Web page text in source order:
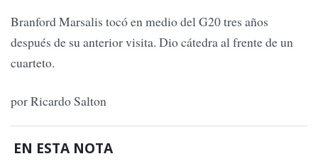
Branford Marsalis tocó en medio del G20 tres años
después de su anterior visita. Dio cátedra al frente de un
cuarteto.
por Ricardo Salton
EN ESTA NOTA